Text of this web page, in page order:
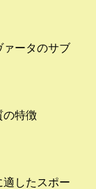
ァータのサブ
の特徴
適したスポー